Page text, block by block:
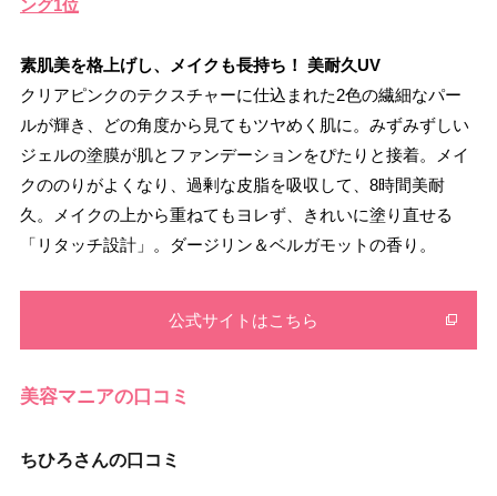
ング1位
素肌美を格上げし、メイクも長持ち！ 美耐久UV
クリアピンクのテクスチャーに仕込まれた2色の繊細なパー
ルが輝き、どの角度から見てもツヤめく肌に。みずみずしい
ジェルの塗膜が肌とファンデーションをぴたりと接着。メイ
クののりがよくなり、過剰な皮脂を吸収して、8時間美耐
久。メイクの上から重ねてもヨレず、きれいに塗り直せる
「リタッチ設計」。ダージリン＆ベルガモットの香り。
公式サイトはこちら
美容マニアの口コミ
ちひろさんの口コミ